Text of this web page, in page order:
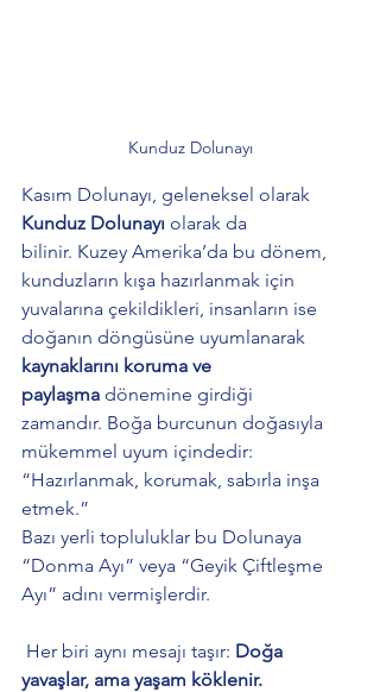
Kunduz Dolunayı
Kasım Dolunayı, geleneksel olarak
Kunduz Dolunayı olarak da
bilinir. Kuzey Amerika’da bu dönem,
kunduzların kışa hazırlanmak için
yuvalarına çekildikleri, insanların ise
doğanın döngüsüne uyumlanarak
kaynaklarını koruma ve
paylaşma dönemine girdiği
zamandır. Boğa burcunun doğasıyla
mükemmel uyum içindedir:
“Hazırlanmak, korumak, sabırla inşa
etmek.”
Bazı yerli topluluklar bu Dolunaya
“Donma Ayı” veya “Geyik Çiftleşme
Ayı” adını vermişlerdir.
Her biri aynı mesajı taşır: Doğa
yavaşlar, ama yaşam köklenir.